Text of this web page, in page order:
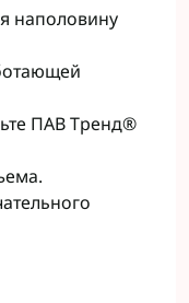
наполовину
ПАВ Тренд®